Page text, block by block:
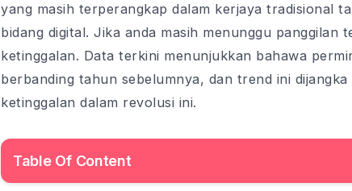
yang masih terperangkap dalam kerjaya tradisional
bidang digital. Jika anda masih menunggu
ketinggalan. Data terkini menunjukkan bahawa
berbanding tahun sebelumnya, dan trend ini
ketinggalan dalam revolusi ini.
Table Of Content